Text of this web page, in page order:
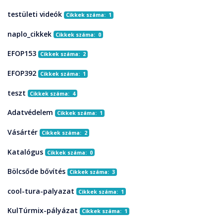
testületi videók Cikkek száma: 1
naplo_cikkek Cikkek száma: 0
EFOP153 Cikkek száma: 2
EFOP392 Cikkek száma: 1
teszt Cikkek száma: 4
Adatvédelem Cikkek száma: 1
Vásártér Cikkek száma: 2
Katalógus Cikkek száma: 0
Bölcsőde bővítés Cikkek száma: 3
cool-tura-palyazat Cikkek száma: 1
KulTúrmix-pályázat Cikkek száma: 1